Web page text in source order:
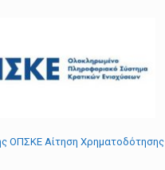
ΟΠΣΚΕ Αίτηση Χρηματοδότησης